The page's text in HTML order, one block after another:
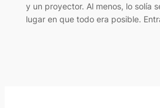
y un proyector. Al menos, lo solía
lugar en que todo era posible.